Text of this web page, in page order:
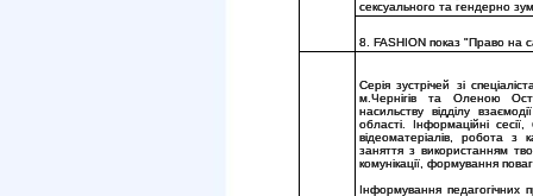
сексуального та гендерно
8. FASHION показ "Право на
Серія зустрічей зі
м.Чернігів та Оленою
насильству відділу
області. Інформаційні
відеоматеріалів, робота з
заняття з використанням
комунікації, формування
Інформування педагогічних